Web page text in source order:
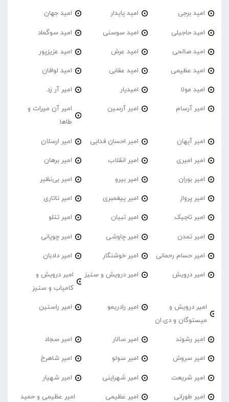
امید برجی امید پایدار امید جهان
امید حاجیلی امید سوسنی امید سوگماد
امید صالحی امید عرش امید عزیزپور
امید عظیمی امید عقابی امید لوافان
امید مولا امیدیار امیر آر زد
امیر آرسام امیر آرسین
امیر آن میراث و
طاها
امیر آیهان امیر احسان فدایی امیر ارسلان
امیر امیری امیر انقلاب امیر برهان
امیر‌ بوران امیر بیرو امیر بی‌نظیر
امیر پرواز امیر پیغمبری امیر تاتاری
امیر تاجیک امیر تبیان امیر تتلو
امیر تمدن امیر چاوشی امیر چوپانی
امیر حسام رحمانی امیر خوشنگار امیر دادبان
امیر درویش امیر درویش و ستیز
امیر درویش و
کامیاب و ستیز
امیر درویش و
میستوگان و دی.ان
امیر رادریمو امیر راستین
امیر رشوند امیر سالار امیر سجاد
امیر سروش امیر سولو امیر شاهرخ
امیر شریعت امیر شهراینی امیر شهیار
امیر طورانی امیر عظیمی
امیر عظیمی و حمید